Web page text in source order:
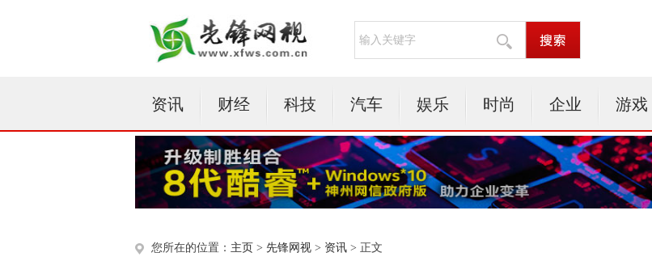
资讯 财经 科技 汽车 娱乐 时尚 企业 游戏
您所在的位置： 主页 > 先锋网视 > 资讯 > 正文